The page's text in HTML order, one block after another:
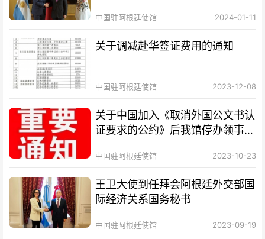
中国驻阿根廷使馆 2024-01-11
关于调减赴华签证费用的通知
中国驻阿根廷使馆 2023-12-08
关于中国加入《取消外国公文书认
证要求的公约》后我馆停办领事认
中国驻阿根廷使馆 2023-10-23
王卫大使到任拜会阿根廷外交部国
际经济关系国务秘书
中国驻阿根廷使馆 2023-09-19